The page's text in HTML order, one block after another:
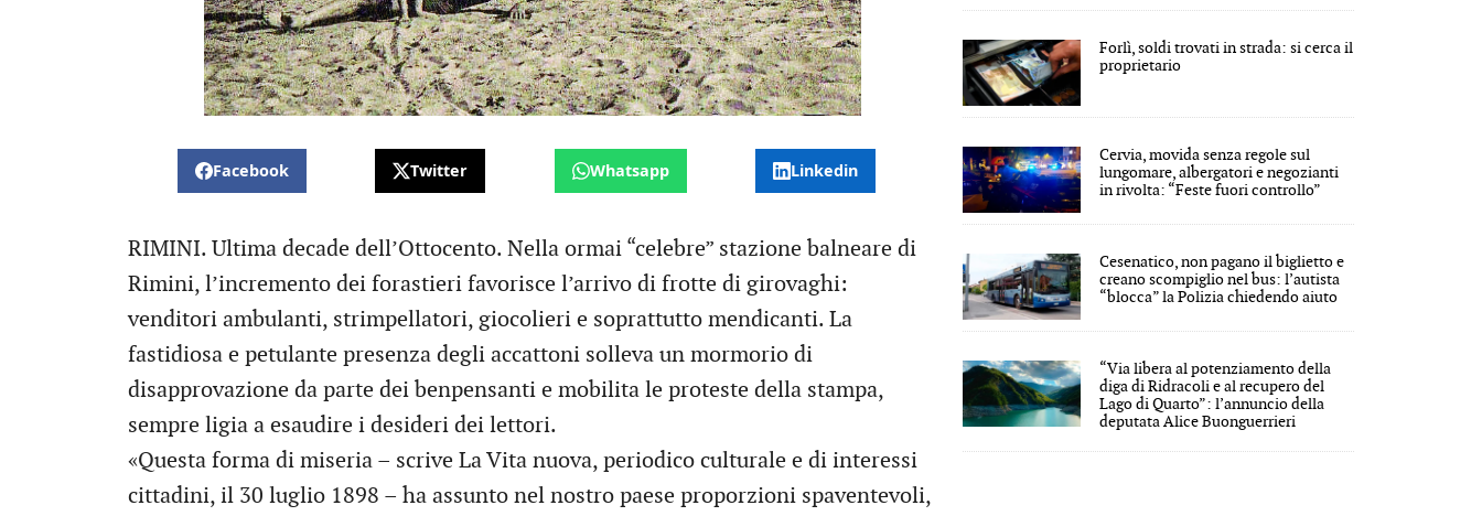
Facebook Twitter Whatsapp Linkedin
RIMINI. Ultima decade dell’Ottocento. Nella ormai “celebre” stazione balneare di
Rimini, l’incremento dei forastieri favorisce l’arrivo di frotte di girovaghi:
venditori ambulanti, strimpellatori, giocolieri e soprattutto mendicanti. La
fastidiosa e petulante presenza degli accattoni solleva un mormorio di
disapprovazione da parte dei benpensanti e mobilita le proteste della stampa,
sempre ligia a esaudire i desideri dei lettori.
«Questa forma di miseria – scrive La Vita nuova, periodico culturale e di interessi
cittadini, il 30 luglio 1898 – ha assunto nel nostro paese proporzioni spaventevoli,
Forlì, soldi trovati in strada: si cerca il
proprietario
Cervia, movida senza regole sul
lungomare, albergatori e negozianti
in rivolta: “Feste fuori controllo”
Cesenatico, non pagano il biglietto e
creano scompiglio nel bus: l’autista
“blocca” la Polizia chiedendo aiuto
“Via libera al potenziamento della
diga di Ridracoli e al recupero del
Lago di Quarto”: l’annuncio della
deputata Alice Buonguerrieri